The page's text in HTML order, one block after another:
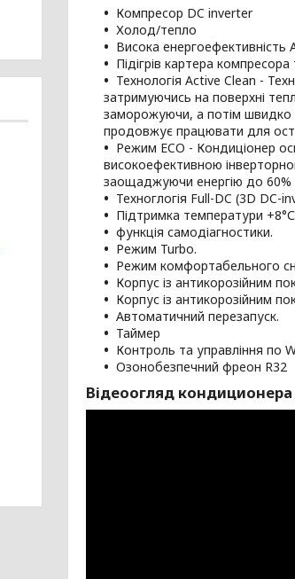
Компресор DC inverter
Холод/тепло
Висока енергоефективність
Підігрів картера
Технологія Active Clean -
затримуючись на поверхні
заморожуючи, а потім швидко
продовжує працювати для
Режим ECO - Кондиціонер
високоефективною
заощаджуючи енергію до 60%
Техноглогія Full-DC (3D DC-
Підтримка температури +8°С
функція самодіагностики.
Режим Turbo.
Режим комфортабельного
Корпус із антикорозійним
Корпус із антикорозійним
Автоматичний перезапуск.
Таймер
Контроль та управління по
Озонобезпечний фреон R32
Відеоогляд